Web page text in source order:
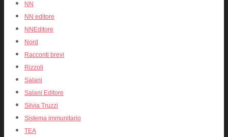
NN
NN editore
NNEditore
Nord
Racconti brevi
Rizzoli
Salani
Salani Editore
Silvia Truzzi
Sistema immunitario
TEA